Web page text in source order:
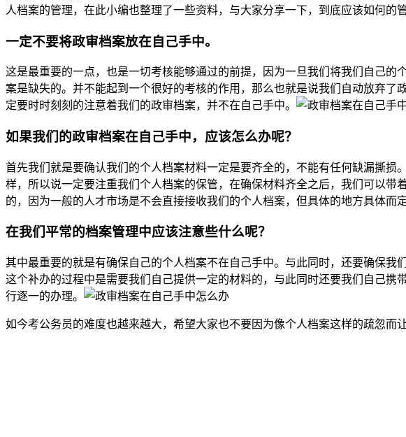
人档案的管理，在此小编也整理了一些资料，与大家分享一下，到底应该如何的
一定不要将政审档案放在自己手中。
这是最重要的一点，也是一切考核能够通过的前提，因为一旦我们将我们自己
案是缺失的。并不能起到一个很好的考核的作用，那么也就是说我们自动放弃
定要时时刻刻的注意着我们的政审档案，并不在自己手中。
如果我们的政审档案在自己手中，应该怎么办呢？
首先我们就是要确认我们的个人档案材料一定是要齐全的，不能有任何缺漏撕
样，所以说一定要注重我们个人档案的保管，在确保材料齐全之后，我们可以
的，因为一般的人才市场是不会直接接收我们的个人档案，但具体的地方具体而定
在我们平常的档案管理中应该注意些什么呢？
其中最重要的就是有确保自己的个人档案不在自己手中。与此同时，还要确保我
这个补办的过程中是需要我们自己提供一定的材料的，与此同时还要我们自己
行逐一的办理。
如今考公务员的难度也越来越大，希望大家也不要因为像个人档案这样的疏忽而